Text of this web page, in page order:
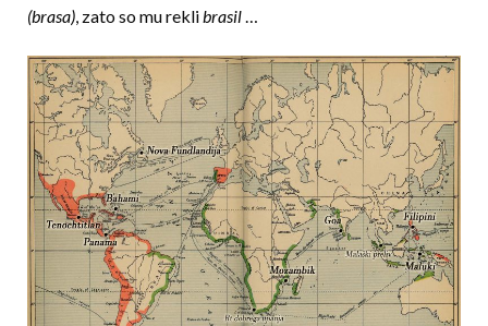
(brasa) , zato so mu rekli brasil